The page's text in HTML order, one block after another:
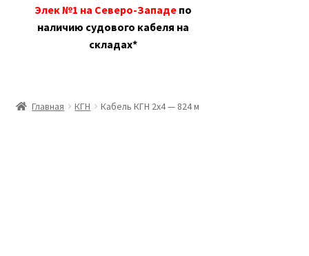
Элек №1 на Северо-Западе по
наличию судового кабеля на
складах*
Главная КГН Кабель КГН 2х4 — 824 м